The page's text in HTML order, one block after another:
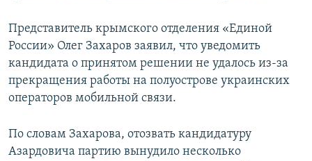
Представитель крымского отделения «Единой
России» Олег Захаров заявил, что уведомить
кандидата о принятом решении не удалось из-за
прекращения работы на полуострове украинских
операторов мобильной связи.
По словам Захарова, отозвать кандидатуру
Азардовича партию вынудило несколько